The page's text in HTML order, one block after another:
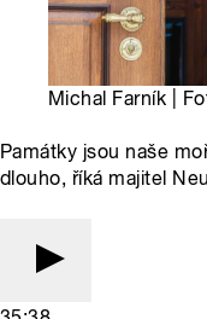
Michal Farník |
Památky jsou naše
dlouho, říká majitel